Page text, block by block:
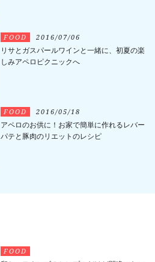
FOOD 2016/07/06
リサとガスパールワインと一緒に、初夏の楽
しみアペロピクニックへ
FOOD 2016/05/18
アペロのお供に！お家で簡単に作れるレバー
パテと豚肉のリエットのレシピ
FOOD